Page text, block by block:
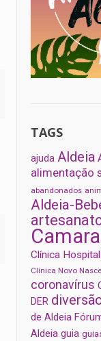
TAGS
ajuda Aldeia
alimentação
abandonados
Aldeia-
Clínica
Clínica Novo
coronavírus
DER
de Aldeia
Aldeia guia